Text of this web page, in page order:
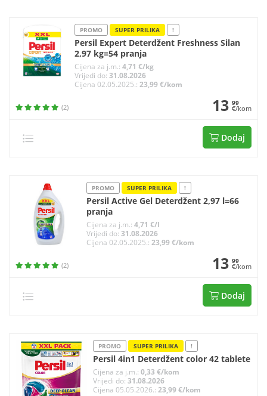
PROMO SUPER PRILIKA !
Persil Expert Deterdžent Freshness Silan
2,97 kg=54 pranja
Cijena za j.m.: 4,71 €/kg
Vrijedi do: 31.08.2026
Cijena 02.05.2025.: 23,99 €/kom
(2) 13 99
€/kom
Dodaj
PROMO SUPER PRILIKA !
Persil Active Gel Deterdžent 2,97 l=66
pranja
Cijena za j.m.:4,71 €/l
Vrijedi do:31.08.2026
Cijena 02.05.2025.:23,99 €/kom
(2) 13 99
€/kom
Dodaj
PROMO SUPER PRILIKA !
Persil 4in1 Deterdžent color 42 tablete
Cijena za j.m.: 0,33 €/kom
Vrijedi do: 31.08.2026
Cijena 05.05.2026.: 23,99 €/kom